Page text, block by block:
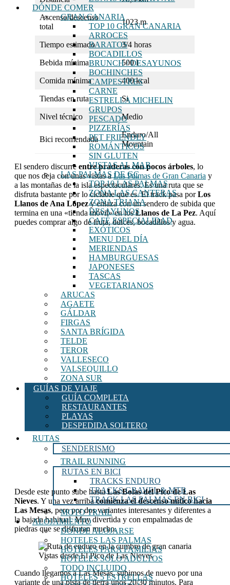
DÓNDE COMER
GRAN CANARIA
TOP 10 GRAN CANARIA
ARROCES
BARATOS
BOCADILLOS
BRUNCH / DESAYUNOS
BOCHINCHES
CAMPESTRES
CARNE
ESTRELLA MICHELIN
GRUPOS
PESCADO
PIZZERÍAS
PET FRIENDLY
ROMÁNTICOS
SIN GLUTEN
VISTAS AL MAR
LAS PALMAS DE GC
TOP 10 LAS PALMAS
ZONA LAS CANTERAS
ZONA TRIANA
DESAYUNOS
CAFÉ ESPECIALIDAD
EXÓTICOS
MENU DEL DÍA
MERIENDAS
HAMBURGUESAS
JAPONESES
TASCAS
VEGETARIANOS
ARUCAS
AGAETE
GÁLDAR
FIRGAS
SANTA BRÍGIDA
TELDE
TEROR
VALLESECO
VALSEQUILLO
ZONA SUR
GUÍAS DE VIAJE
GUÍA COMPLETA
RESTAURANTES
PLAYAS
DESPEDIDA SOLTERO
RUTAS
SENDERISMO
TRAIL RUNNING
RUTAS EN BICI
TRACKS ENDURO
TRACKS GRAVEL & MTB
TRACK LAS PALMAS EN BICI
MOTO TRAIL
ALOJAMIENTO
DÓNDE ALOJARSE
HOTELES LAS PALMAS
HOTELES PARA FAMILIAS
HOTELES SOLO ADULTOS
TODO INCLUIDO
HOTELES 5 ESTRELLAS
Ascenso/descenso
total
1023 m
Tiempo estimado 3/4 horas
Bebida mínima 500 l
Comida mínima 400 kcal
Tiendas en ruta Si
Nivel técnico Medio
Bici recomendada
Enduro/All
Mountain
El sendero discurre entre praderas con pocos árboles, lo
que nos deja con unas vistas aLas Palmas de Gran Canaria y
a las montañas de la isla espectaculares. Es una ruta que se
disfruta bastante por lo ciclable que es. El track pasa porLos
Llanos de Ana Lópezy enlaza con un sendero de subida que
termina en una «tienda móvil» en losLlanos de La Pez. Aquí
puedes comprar algo de fruta, dulces, bocadillos y agua.
Desde este punto sube hastaLas Bolas del Pico de Las
Nieves. Y una vez arribacomienza el descenso mítico hacia
Las Mesas, pero por dos variantes interesantes y diferentes a
la bajada habitual. Muy divertida y con empalmadas de
piedras que se disfrutan mucho.
Vistas desde El Pico de Las Nieves
Cuando llegamos a Las Mesas, subimos de nuevo por una
variante de una pista de tierra unos 20/30 minutos. Para